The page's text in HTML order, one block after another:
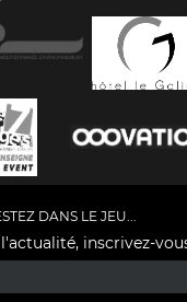
DANS LE JEU...
inscrivez-